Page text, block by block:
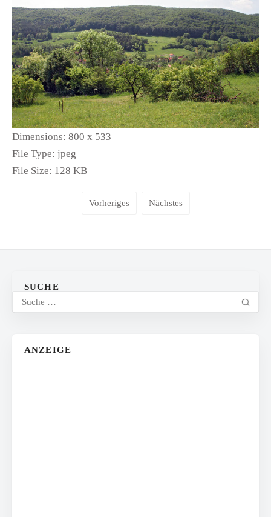
Dimensions: 800 x 533
File Type: jpeg
File Size: 128 KB
Vorheriges Nächstes
SUCHE
ANZEIGE